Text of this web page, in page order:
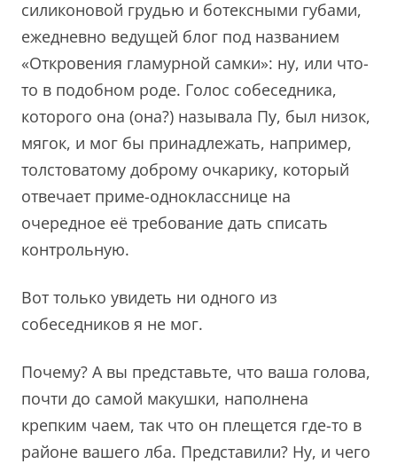
силиконовой грудью и ботексными губами,
ежедневно ведущей блог под названием
«Откровения гламурной самки»: ну, или что-
то в подобном роде. Голос собеседника,
которого она (она?) называла Пу, был низок,
мягок, и мог бы принадлежать, например,
толстоватому доброму очкарику, который
отвечает приме-однокласснице на
очередное её требование дать списать
контрольную.
Вот только увидеть ни одного из
собеседников я не мог.
Почему? А вы представьте, что ваша голова,
почти до самой макушки, наполнена
крепким чаем, так что он плещется где-то в
районе вашего лба. Представили? Ну, и чего